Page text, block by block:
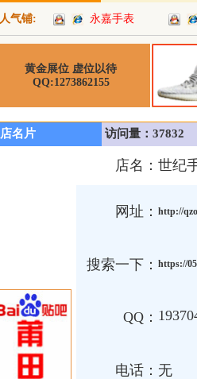
人气铺: 永嘉手表
黄金展位 虚位以待
QQ:1273862155
店名片 访问量：37832
店名： 世纪
网址： http://
搜索一下： https://
QQ：
电话： 无